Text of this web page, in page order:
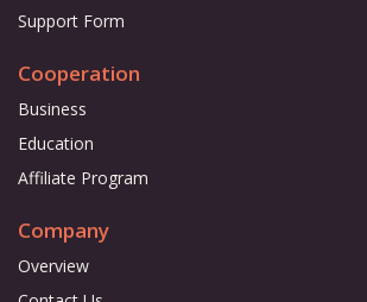
Support Form
Cooperation
Business
Education
Affiliate Program
Company
Overview